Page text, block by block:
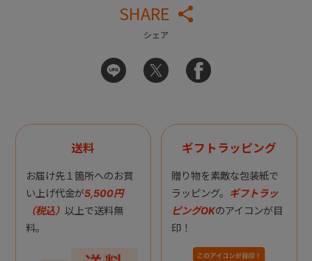
SHARE
シェア
送料
お届け先１箇所へのお買
い上げ代金が5,500円
（税込） 以上で送料無
料。
ギフトラッピング
贈り物を素敵な包装紙で
ラッピング。 ギフトラッ
ピングOKのアイコンが目
印！